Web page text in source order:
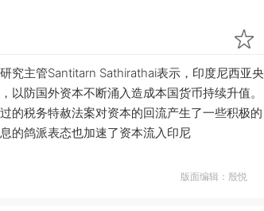
究主管Santitarn Sathirathai表示，印度尼西亚央
以防国外资本不断涌入造成本国货币持续升值。
的税务特赦法案对资本的回流产生了一些积极的
的鸽派表态也加速了资本流入印尼
版面编辑：殷悦